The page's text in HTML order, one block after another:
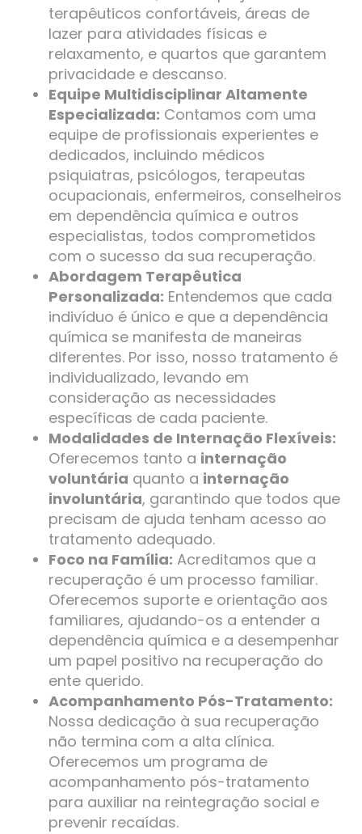
terapêuticos confortáveis, áreas de
lazer para atividades físicas e
relaxamento, e quartos que garantem
privacidade e descanso.
Equipe Multidisciplinar Altamente
Especializada: Contamos com uma
equipe de profissionais experientes e
dedicados, incluindo médicos
psiquiatras, psicólogos, terapeutas
ocupacionais, enfermeiros, conselheiros
em dependência química e outros
especialistas, todos comprometidos
com o sucesso da sua recuperação.
Abordagem Terapêutica
Personalizada: Entendemos que cada
indivíduo é único e que a dependência
química se manifesta de maneiras
diferentes. Por isso, nosso tratamento é
individualizado, levando em
consideração as necessidades
específicas de cada paciente.
Modalidades de Internação Flexíveis:
Oferecemos tanto a internação
voluntária quanto a internação
involuntária, garantindo que todos que
precisam de ajuda tenham acesso ao
tratamento adequado.
Foco na Família: Acreditamos que a
recuperação é um processo familiar.
Oferecemos suporte e orientação aos
familiares, ajudando-os a entender a
dependência química e a desempenhar
um papel positivo na recuperação do
ente querido.
Acompanhamento Pós-Tratamento:
Nossa dedicação à sua recuperação
não termina com a alta clínica.
Oferecemos um programa de
acompanhamento pós-tratamento
para auxiliar na reintegração social e
prevenir recaídas.